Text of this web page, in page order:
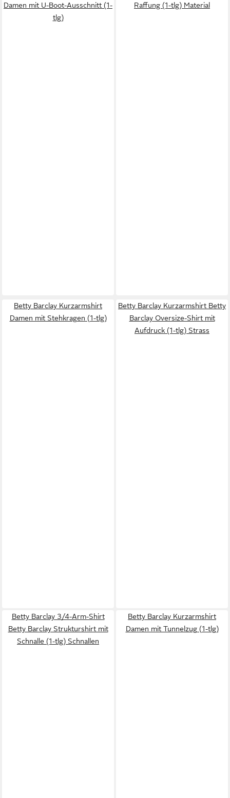
Damen mit U-Boot-Ausschnitt (1-
tlg)
Raffung (1-tlg) Material
Betty Barclay Kurzarmshirt
Damen mit Stehkragen (1-tlg)
Betty Barclay Kurzarmshirt Betty
Barclay Oversize-Shirt mit
Aufdruck (1-tlg) Strass
Betty Barclay 3/4-Arm-Shirt
Betty Barclay Strukturshirt mit
Schnalle (1-tlg) Schnallen
Betty Barclay Kurzarmshirt
Damen mit Tunnelzug (1-tlg)